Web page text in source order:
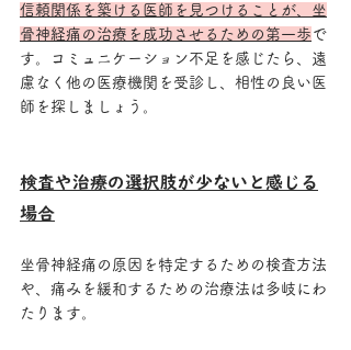
信頼関係を築ける医師を見つけることが、坐
骨神経痛の治療を成功させるための第一歩 で
す。コミュニケーション不足を感じたら、遠
慮なく他の医療機関を受診し、相性の良い医
師を探しましょう。
検査や治療の選択肢が少ないと感じる
場合
坐骨神経痛の原因を特定するための検査方法
や、痛みを緩和するための治療法は多岐にわ
たります。